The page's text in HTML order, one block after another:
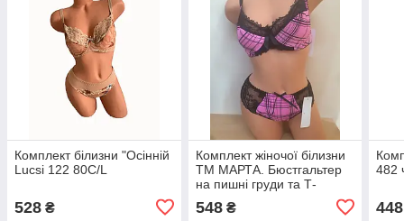
Комплект білизни "Осінній
Lucsi 122 80C/L
528 ₴
Комплект жіночої білизни
ТМ МАРТА. Бюстгальтер
на пишні груди та Т-
548₴
482
448